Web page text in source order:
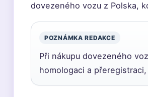
dovezeného vozu z Polska,
POZNÁMKA REDAKCE
Při nákupu dovezeného
homologaci a